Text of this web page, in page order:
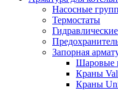
Насосные
Термостаты
Запорная
Шаровые
Краны
Краны